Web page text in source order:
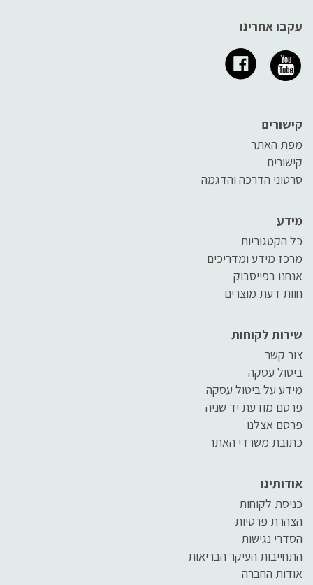
עקבו אחרינו
קישורים
מפת האתר
קישורים
סרטוני הדרכה והדגמה
מידע
כל הקטגוריות
מרכז מידע ומדריכים
אנחנו בפייסבוק
חוות דעת מוצרים
שירות לקוחות
צור קשר
ביטול עסקה
מידע על ביטול עסקה
פרסם מודעת יד שניה
פרסם אצלנו
כתובת משרדי האתר
אודותינו
כניסת לקוחות
הצהרת פרטיות
הסדרי נגישות
התחייבות העיקר הבריאות
אודות החברה